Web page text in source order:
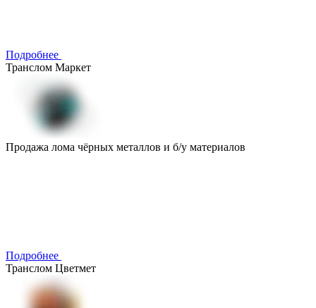
Подробнее
Транслом Маркет
Продажа лома чёрных металлов и б/у материалов
Подробнее
Транслом Цветмет